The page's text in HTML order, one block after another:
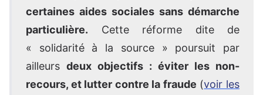
certaines aides sociales sans démarche
particulière. Cette réforme dite de
« solidarité à la source » poursuit par
ailleurs deux objectifs : éviter les non-
recours, et lutter contre la fraude (voir les